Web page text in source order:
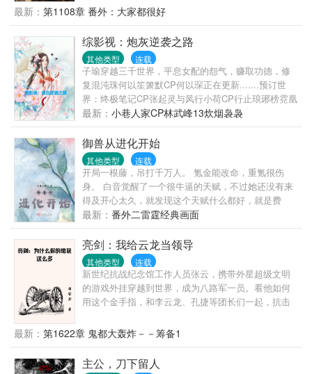
母，下乡打知青，专注给女主添堵，凭一己之力，霸
凌所有人，最后死的凄惨。手拿剧本的姜颜表示，贼
老天，你敢耍老子！吃亏，那是不能够的，这福气，
还是给女主吧！她变本加厉打亲爹，踹后妈，把女主
虐成渣，房子地基都挖了，带着群岛空间下乡了。还
在途中遇到了宽肩窄腰，八块腹肌，宠她如命的兵哥
哥。姜颜果断出手:“处对象吗？给命的那种？”陆骁将
她圈进怀里:“我会像忠于国家一样忠于你，直到我
死。”ok?盖章，随军海岛咸鱼躺咯！听说冷峻狠戾，
青，长的细皮嫩肉，干不了活，吃不了苦，他还当个
宝宠着。全家属院：“尊嘟假嘟？”看到姜颜第一眼，嫂
子们都觉得她早晚得跑。等啊盼的，人小两口日子过
的风生水起，姜颜更是怪物一般的存在，治病科研，
写稿翻译，机械维修，电影编剧等，一人同时领好几
份工资。众嫂子:“...”小丑竟是我自己
最新： 第1108章 番外：大家都很好
综影视：炮灰逆袭之路
其他类型 连载
子瑜穿越三千世界，平息女配的怨气，赚取功德，修
复混沌珠何以笙箫默CP何以琛正在更新.......预订世
界：终极笔记CP张起灵与凤行小荷CP行止琅琊榜霓凰
CP梅长苏已完成的世界：三生三世十里桃花玄女CP东
华香蜜沉沉烬如霜邝露CP润玉陈情令CP蓝曦臣莲花楼
玉秋霜CP李莲花长相思阿念CP相柳何以笙箫默原创
CP何以琛琉璃美人煞褚璇玑CP禹司凤知鹤CP东华瑶
光CP东华欢乐颂邱莹莹欢乐颂原创CP谭宗明云之羽
CP宫远微
最新： 小巷人家CP林武峰13炊烟袅袅
御兽从进化开始
其他类型 连载
开局一根藤，吊打千万人。 氪金能改命，重氪很伤
身。 白音觉醒了一个很牛逼的天赋，不过她还没有来
得及开心太久，就发现这个天赋什么都好，就是费
钱。在白音身上，钱意味着什么，意味着命。 这天
赋，费钱又费命。 她也是一个有许多目标的人，比如
说她的其中一个小目标就是进入到她父母当年身死的
秘境，一定要让里面的凶兽在她的调教之下学会做人
的道理。 后来，白音就成为了凶手口中最恶毒的女
人...... （各位读者老爷富婆们，收藏，评论，我的挚
爱！） 扫雷：本文目前应该无cp，可能到了后期水到
渠成会出现，但是目前没有。
最新： 番外二雷霆经典画面
亮剑：我给云龙当领导
其他类型 连载
新世纪抗战纪念馆工作人员张云，携带外星超级文明
的游戏外挂穿越到世界，成为八路军一员。看他如何
用这个金手指，和李云龙、孔捷等团长们一起，抗击
器！
最新： 第1622章 鬼都大轰炸－－筹备1
主公，刀下留人